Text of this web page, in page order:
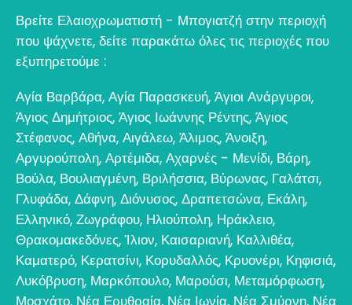
Βρείτε Ελαιοχρωματιστή - Μπογιατζή στην περιοχή
που ψάχνετε, δείτε παρακάτω όλες τις περιοχές που
εξυπηρετούμε :
Αγία Βαρβάρα, Αγία Παρασκευή, Άγιοι Ανάργυροι,
Άγιος Δημήτριος, Άγιος Ιωάννης Ρέντης, Άγιος
Στέφανος, Αθήνα, Αιγάλεω, Άλιμος, Άνοιξη,
Αργυρούπολη, Αρτέμιδα, Αχαρνές - Μενίδι, Βάρη,
Βούλα, Βουλιαγμένη, Βριλήσσια, Βύρωνας, Γαλάτσι,
Γλυφάδα, Δάφνη, Διόνυσος, Δραπετσώνα, Εκάλη,
Ελληνικό, Ζωγράφου, Ηλιούπολη, Ηράκλειο,
Θρακομακεδόνες,Ίλιον, Καισαριανή, Καλλιθέα,
Καματερό, Κερατσίνι, Κορυδαλλός, Κρυονέρι, Κηφισιά,
Λυκόβρυση, Μαρκόπουλο, Μαρούσι, Μεταμόρφωση,
Μοσχάτο, Νέα Ερυθραία, Νέα Ιωνία, Νέα Σμύρνη, Νέα